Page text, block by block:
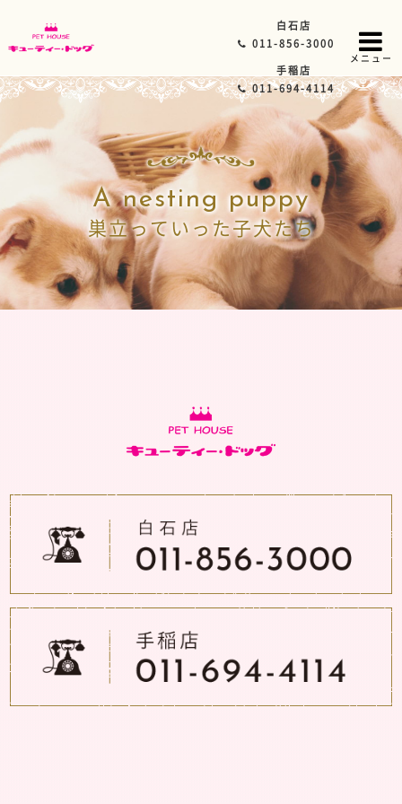
白石店
011-856-3000
手稲店
011-694-4114
メニュー
A nesting puppy
巣立っていった子犬たち